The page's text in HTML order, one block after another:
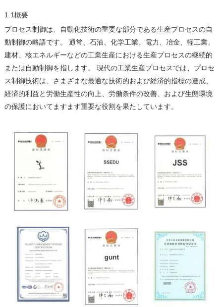
1.1概要
プロセス制御は、自動化技術の重要な部分である生産プロセスの自
動制御の略語です。 通常、石油、化学工業、電力、冶金、軽工業、
建材、核エネルギーなどの工業生産における生産プロセスの継続的
または自動制御を指します。 現代の工業生産プロセスでは、プロセ
ス制御技術は、さまざまな最適な技術的および経済的指標の達成、
経済的利益と労働生産性の向上、労働条件の改善、および生態環境
の保護においてますます重要な役割を果たしています。